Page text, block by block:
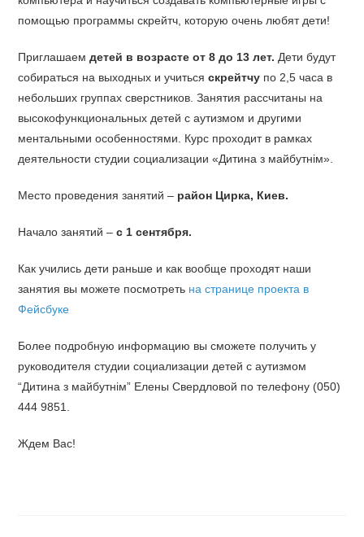
помощью программы скрейтч, которую очень любят дети!
Приглашаемдетей в возрасте от 8 до 13 лет. Дети будут
собираться на выходных и учитьсяскрейтчу по 2,5 часа в
небольших группах сверстников. Занятия рассчитаны на
высокофункциональных детей с аутизмом и другими
ментальными особенностями. Курс проходит в рамках
деятельности студии социализации «Дитина з майбутнім».
Место проведения занятий – район Цирка, Киев.
Начало занятий – с 1 сентября.
Как учились дети раньше и как вообще проходят наши
занятия вы можете посмотреть на странице проекта в
Фейсбуке
Более подробную информацию вы сможете получить у
руководителя студии социализации детей с аутизмом
“Дитина з майбутнім” Елены Свердловой по телефону (050)
444 9851.
Ждем Вас!